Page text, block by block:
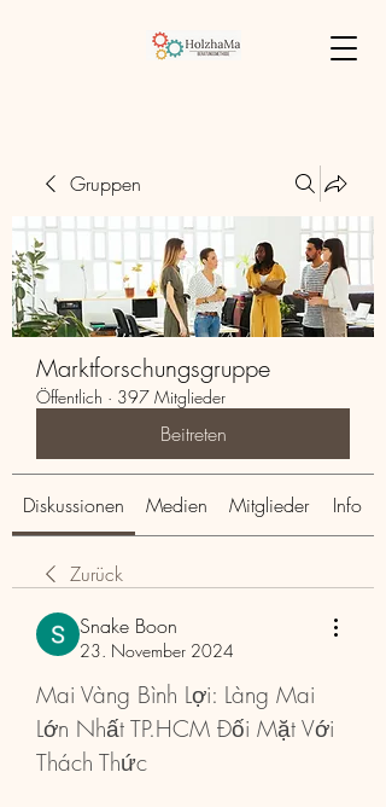
Gruppen
Marktforschungsgruppe
Öffentlich · 397 Mitglieder
Beitreten
Diskussionen Medien Mitglieder Info
Zurück
Snake Boon
23. November 2024
Mai Vàng Bình Lợi: Làng Mai
Lớn Nhất TP.HCM Đối Mặt Với
Thách Thức